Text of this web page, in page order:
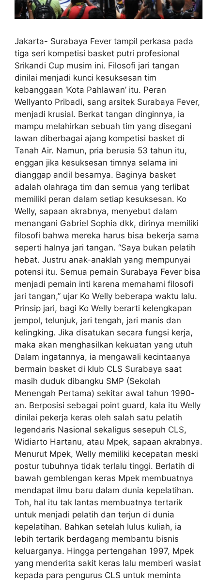
Jakarta- Surabaya Fever tampil perkasa pada
tiga seri kompetisi basket putri profesional
Srikandi Cup musim ini. Filosofi jari tangan
dinilai menjadi kunci kesuksesan tim
kebanggaan ‘Kota Pahlawan’ itu. Peran
Wellyanto Pribadi, sang arsitek Surabaya Fever,
menjadi krusial. Berkat tangan dinginnya, ia
mampu melahirkan sebuah tim yang disegani
lawan diberbagai ajang kompetisi basket di
Tanah Air. Namun, pria berusia 53 tahun itu,
enggan jika kesuksesan timnya selama ini
dianggap andil besarnya. Baginya basket
adalah olahraga tim dan semua yang terlibat
memiliki peran dalam setiap kesuksesan. Ko
Welly, sapaan akrabnya, menyebut dalam
menangani Gabriel Sophia dkk, dirinya memiliki
filosofi bahwa mereka harus bisa bekerja sama
seperti halnya jari tangan. “Saya bukan pelatih
hebat. Justru anak-anaklah yang mempunyai
potensi itu. Semua pemain Surabaya Fever bisa
menjadi pemain inti karena memahami filosofi
jari tangan,” ujar Ko Welly beberapa waktu lalu.
Prinsip jari, bagi Ko Welly berarti kelengkapan
jempol, telunjuk, jari tengah, jari manis dan
kelingking. Jika disatukan secara fungsi kerja,
maka akan menghasilkan kekuatan yang utuh
Dalam ingatannya, ia mengawali kecintaanya
bermain basket di klub CLS Surabaya saat
masih duduk dibangku SMP (Sekolah
Menengah Pertama) sekitar awal tahun 1990-
an. Berposisi sebagai point guard, kala itu Welly
dinilai pekerja keras oleh salah satu pelatih
legendaris Nasional sekaligus sesepuh CLS,
Widiarto Hartanu, atau Mpek, sapaan akrabnya.
Menurut Mpek, Welly memiliki kecepatan meski
postur tubuhnya tidak terlalu tinggi. Berlatih di
bawah gemblengan keras Mpek membuatnya
mendapat ilmu baru dalam dunia kepelatihan.
Toh, hal itu tak lantas membuatnya tertarik
untuk menjadi pelatih dan terjun di dunia
kepelatihan. Bahkan setelah lulus kuliah, ia
lebih tertarik berdagang membantu bisnis
keluarganya. Hingga pertengahan 1997, Mpek
yang menderita sakit keras lalu memberi wasiat
kepada para pengurus CLS untuk meminta